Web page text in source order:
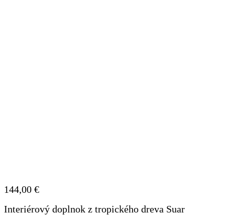
144,00 €
Interiérový doplnok z tropického dreva Suar